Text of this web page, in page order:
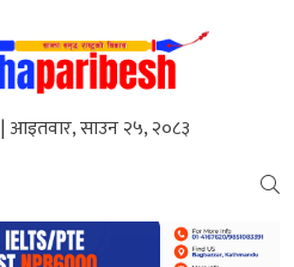
| आइतवार, साउन २५, २०८३